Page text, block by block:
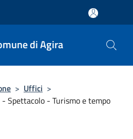
di Agira
> Uffici >
- Turismo e tempo